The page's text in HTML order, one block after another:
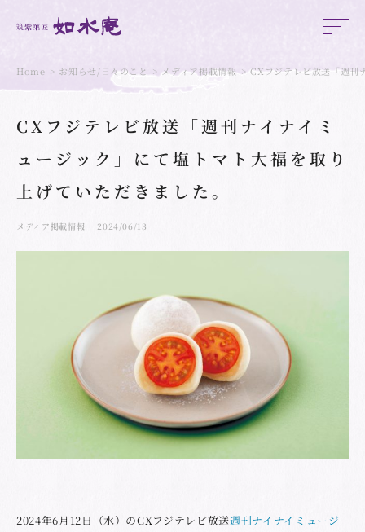
Home お知らせ/日々のこと メディア掲載情報 CXフジテレビ放送「週刊
CXフジテレビ放送「週刊ナイナイミ
ュージック」にて塩トマト大福を取り
上げていただきました。
メディア掲載情報 2024/06/13
2024年6月12日（水）のCXフジテレビ放送週刊ナイナイミュージ